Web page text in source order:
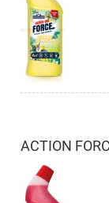
ACTION